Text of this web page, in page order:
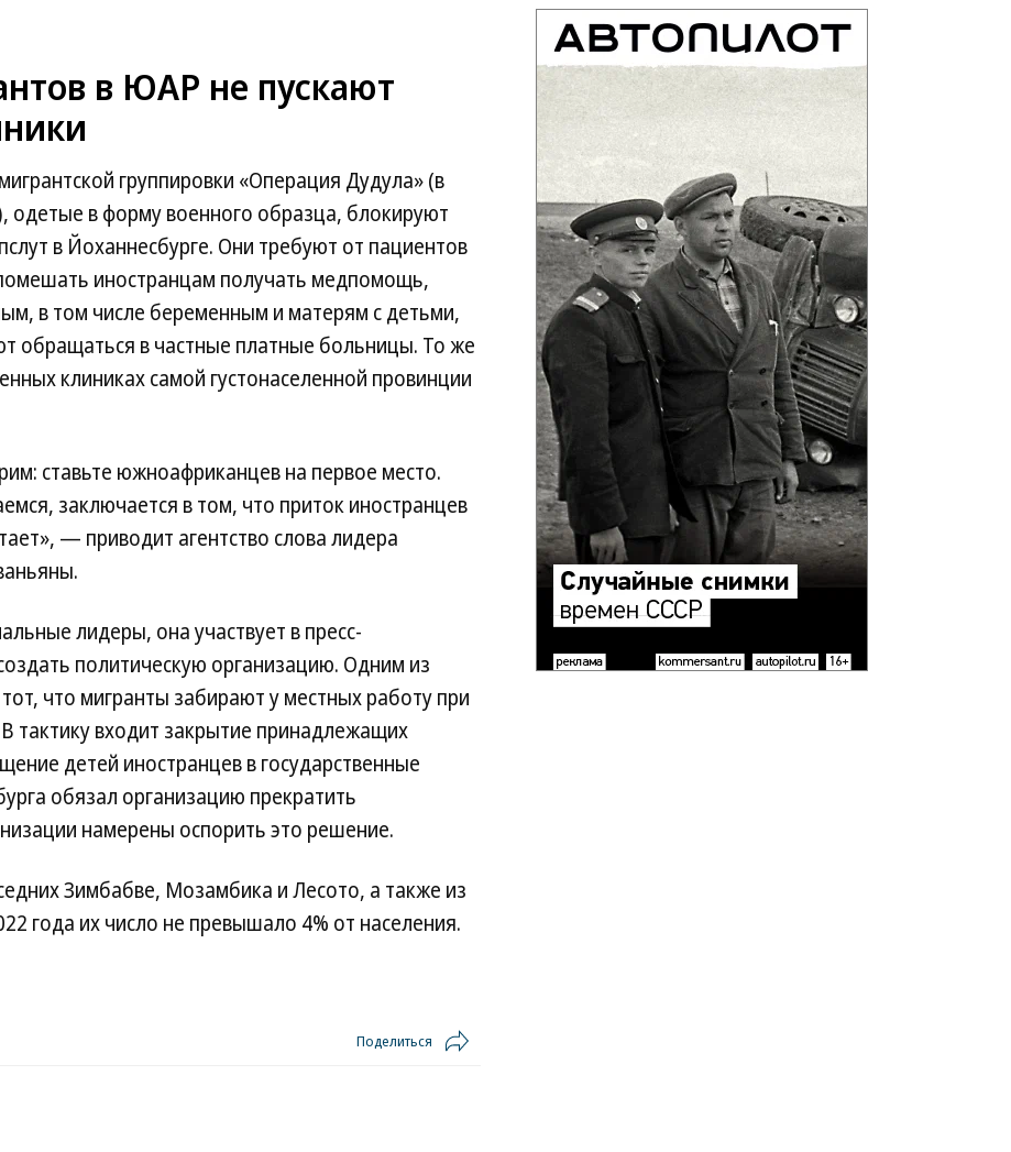
в ЮАР не пускают
группировки «Операция Дудула» (в
одетые в форму военного образца, блокируют
в Йоханнесбурге. Они требуют от пациентов
иностранцам получать медпомощь,
в том числе беременным и матерям с детьми,
обращаться в частные платные больницы. То же
клиниках самой густонаселенной провинции
ставьте южноафриканцев на первое место.
заключается в том, что приток иностранцев
— приводит агентство слова лидера
лидеры, она участвует в пресс-
политическую организацию. Одним из
что мигранты забирают у местных работу при
тактику входит закрытие принадлежащих
детей иностранцев в государственные
обязал организацию прекратить
намерены оспорить это решение.
Зимбабве, Мозамбика и Лесото, а также из
года их число не превышало 4% от населения.
Поделиться